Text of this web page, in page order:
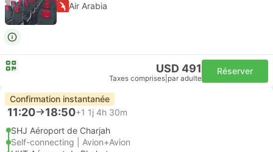
Air Arabia
USD 491
Taxes comprises par adulte
Réserver
Confirmation instantanée
11:20 18:50+1 1j 4h 30m
SHJ Aéroport de Charjah
Self-connecting | Avion+Avion